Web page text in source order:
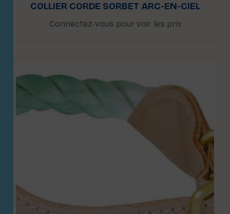
COLLIER CORDE SORBET ARC-EN-CIEL
Connectez-vous pour voir les prix